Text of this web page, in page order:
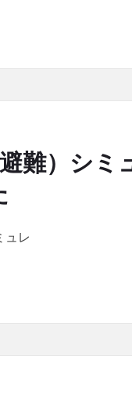
難）シ
ュレ
レーションが「オペレ